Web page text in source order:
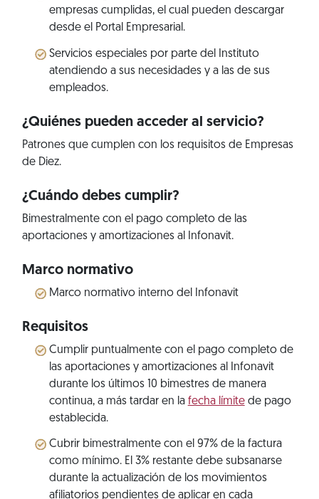
empresas cumplidas, el cual pueden descargar
desde el Portal Empresarial.
Servicios especiales por parte del Instituto
atendiendo a sus necesidades y a las de sus
empleados.
¿Quiénes pueden acceder al servicio?
Patrones que cumplen con los requisitos de Empresas
de Diez.
¿Cuándo debes cumplir?
Bimestralmente con el pago completo de las
aportaciones y amortizaciones al Infonavit.
Marco normativo
Marco normativo interno del Infonavit
Requisitos
Cumplir puntualmente con el pago completo de
las aportaciones y amortizaciones al Infonavit
durante los últimos 10 bimestres de manera
continua, a más tardar en la fecha límitede pago
establecida.
Cubrir bimestralmente con el 97% de la factura
como mínimo. El 3% restante debe subsanarse
durante la actualización de los movimientos
afiliatorios pendientes de aplicar en cada